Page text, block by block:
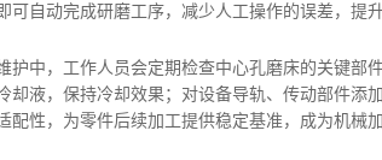
可自动完成研磨工序，减少人工操作的误差，提
中，工作人员会定期检查中心孔磨床的关键部件
却液，保持冷却效果；对设备导轨、传动部件添
配性，为零件后续加工提供稳定基准，成为机械